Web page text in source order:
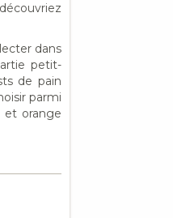
dans
petit-
de pain
parmi
et orange